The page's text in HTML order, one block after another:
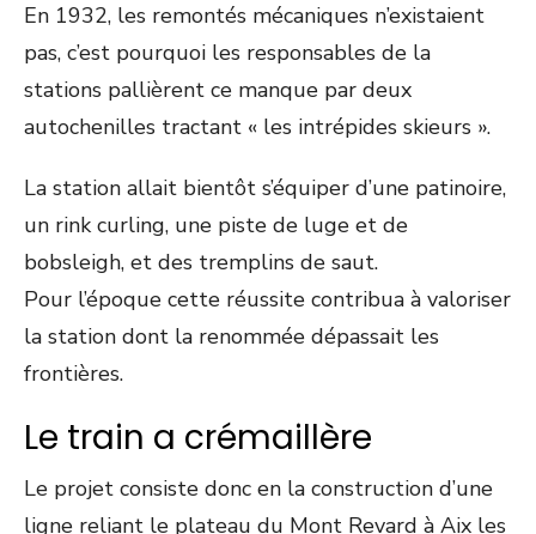
En 1932, les remontés mécaniques n’existaient
pas, c’est pourquoi les responsables de la
stations pallièrent ce manque par deux
autochenilles tractant « les intrépides skieurs ».
La station allait bientôt s’équiper d’une patinoire,
un rink curling, une piste de luge et de
bobsleigh, et des tremplins de saut.
Pour l’époque cette réussite contribua à valoriser
la station dont la renommée dépassait les
frontières.
Le train a crémaillère
Le projet consiste donc en la construction d’une
ligne reliant le plateau du Mont Revard à Aix les